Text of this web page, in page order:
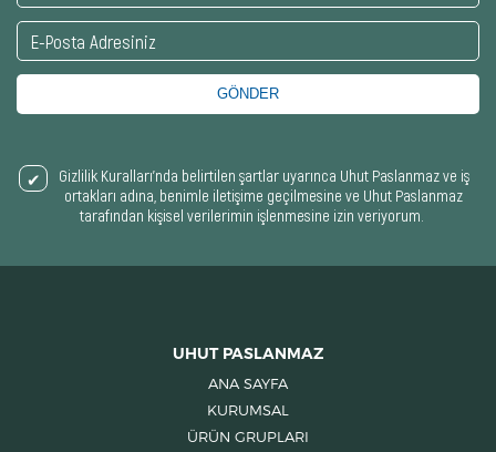
GÖNDER
Gizlilik Kuralları’nda belirtilen şartlar uyarınca Uhut Paslanmaz ve iş
ortakları adına, benimle iletişime geçilmesine ve Uhut Paslanmaz
tarafından kişisel verilerimin işlenmesine izin veriyorum.
UHUT PASLANMAZ
ANA SAYFA
KURUMSAL
ÜRÜN GRUPLARI